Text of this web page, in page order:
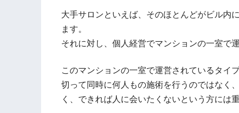
大手サロンといえば、そのほとんどがビル内
ます。
それに対し、個人経営でマンションの一室で
このマンションの一室で運営されているタイ
切って同時に何人もの施術を行うのではなく
く、できれば人に会いたくないという方には重